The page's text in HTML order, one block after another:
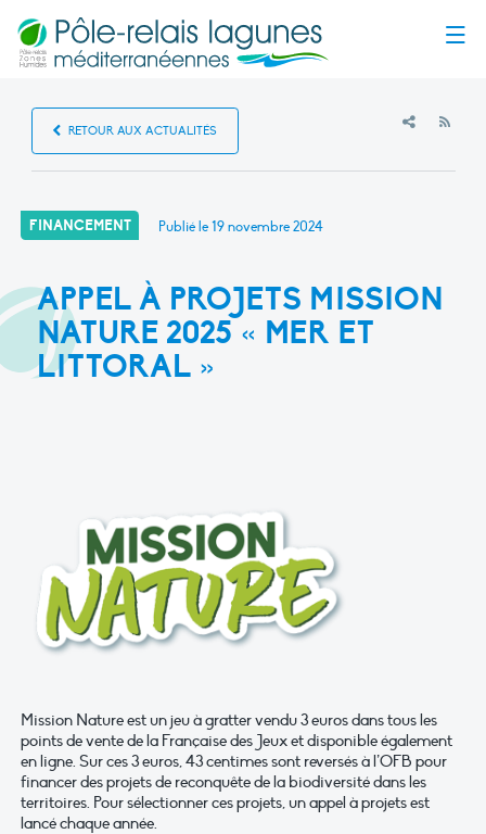
RETOUR AUX ACTUALITÉS
FINANCEMENT Publié le19 novembre 2024
APPEL À PROJETS MISSION
NATURE 2025 « MER ET
LITTORAL »
Mission Nature est un jeu à gratter vendu 3 euros dans tous les
points de vente de la Française des Jeux et disponible également
en ligne. Sur ces 3 euros, 43 centimes sont reversés à l’OFB pour
financer des projets de reconquête de la biodiversité dans les
territoires. Pour sélectionner ces projets, un appel à projets est
lancé chaque année.